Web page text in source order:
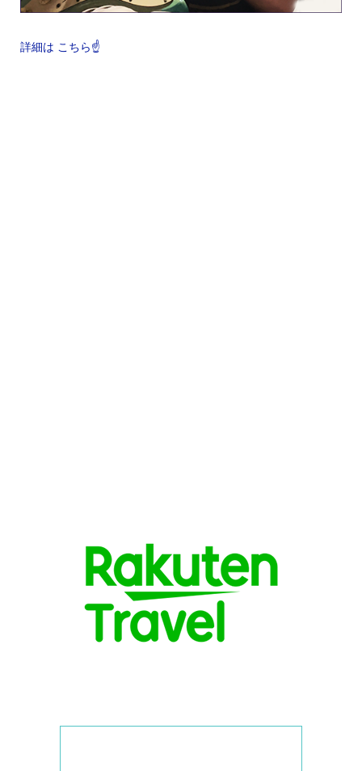
詳細は こちら☝️